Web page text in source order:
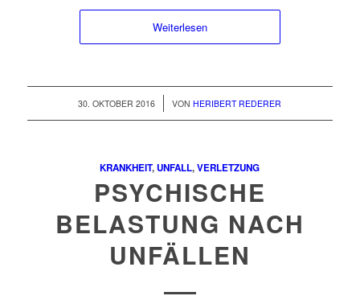
Weiterlesen
30. OKTOBER 2016
/ VONHERIBERT REDERER
KRANKHEIT,UNFALL,VERLETZUNG
PSYCHISCHE
BELASTUNG NACH
UNFÄLLEN